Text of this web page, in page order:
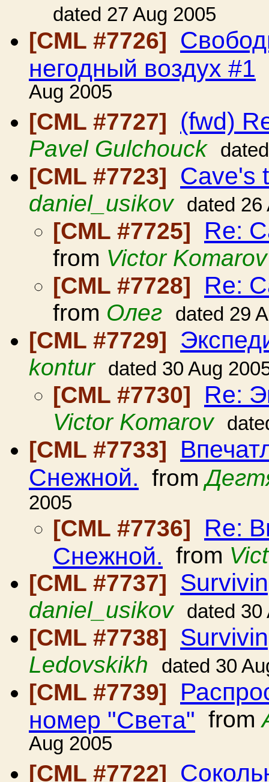
dated 27 Aug 2005
[CML #7726]
негодный воздух #1
Aug 2005
[CML #7727]
(fwd)
Pavel Gulchouck
[CML #7723] Cave's
daniel_usikov dated 26
[CML #7725] Re:
from Victor Komarov
[CML #7728]
Re:
from Олег dated 29
[CML #7729]
kontur dated 30 Aug
[CML #7730] Re:
Victor Komarov
[CML #7733]
Снежной. from
2005
[CML #7736] Re:
Снежной. from
[CML #7737]
daniel_usikov dated 30
[CML #7738]
Ledovskikh dated 30
[CML #7739]
номер "Света" from
Aug 2005
[CML #7722]